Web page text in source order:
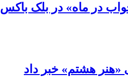
در ماه» در بلک باکس
«هنر هشتم» خبر داد